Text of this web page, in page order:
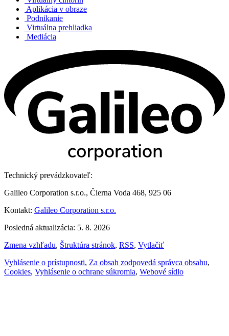
Aplikácia v obraze
Podnikanie
Virtuálna prehliadka
Mediácia
Technický prevádzkovateľ:
Galileo Corporation s.r.o., Čierna Voda 468, 925 06
Kontakt: Galileo Corporation s.r.o.
Posledná aktualizácia: 5. 8. 2026
Zmena vzhľadu, Štruktúra stránok, RSS, Vytlačiť
Vyhlásenie o prístupnosti, Za obsah zodpovedá správca obsahu,
Cookies, Vyhlásenie o ochrane súkromia, Webové sídlo